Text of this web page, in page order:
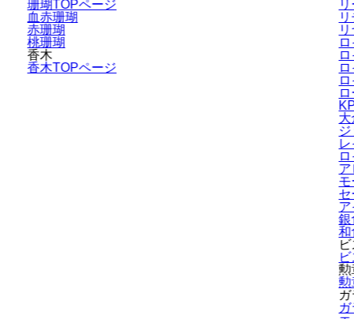
珊瑚TOPページ
血赤珊瑚
赤珊瑚
桃珊瑚
香木
香木TOPページ
大
ア
モ
セ
ア
銀
和
勲
勲